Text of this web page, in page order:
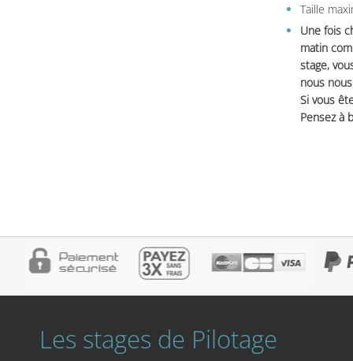
Taille
Une fois
matin
stage,
nous
Si vous
Pensez à
Les stages de Pilotage